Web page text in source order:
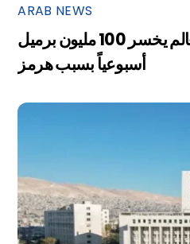
ARAB NEWS
رئيس “أرامكو”: العالم يخسر 100 مليون برميل
أسبوعياً بسبب هرمز